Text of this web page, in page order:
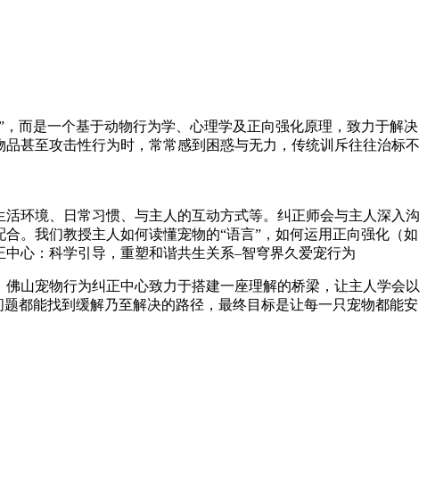
而是一个基于动物行为学、心理学及正向强化原理，致力于解决
甚至攻击性行为时，常常感到困惑与无力，传统训斥往往治标不
环境、日常习惯、与主人的互动方式等。纠正师会与主人深入沟
。我们教授主人如何读懂宠物的“语言”，如何运用正向强化（如
山宠物行为纠正中心致力于搭建一座理解的桥梁，让主人学会以
都能找到缓解乃至解决的路径，最终目标是让每一只宠物都能安